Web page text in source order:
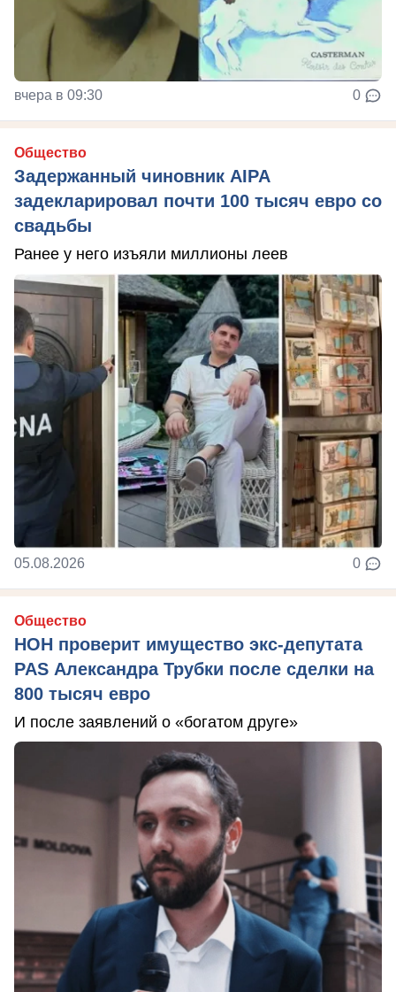
вчера в 09:30 0
Общество
Задержанный чиновник AIPA
задекларировал почти 100 тысяч евро со
свадьбы
Ранее у него изъяли миллионы леев
05.08.2026 0
Общество
НОН проверит имущество экс-депутата
PAS Александра Трубки после сделки на
800 тысяч евро
И после заявлений о «богатом друге»